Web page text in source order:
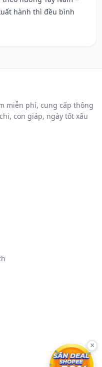
hành thì đều bình
miễn phí, cung cấp thông
con giáp, ngày tốt xấu
×